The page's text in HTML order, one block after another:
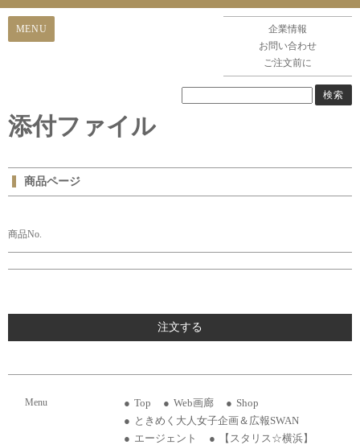
企業情報
お問い合わせ
ご注文前に
添付ファイル
商品ページ
商品No.
注文する
Menu Top Web画廊
Shop
ときめく大人女子企画＆広報SWAN
エージェント
【スタリス☆横浜】